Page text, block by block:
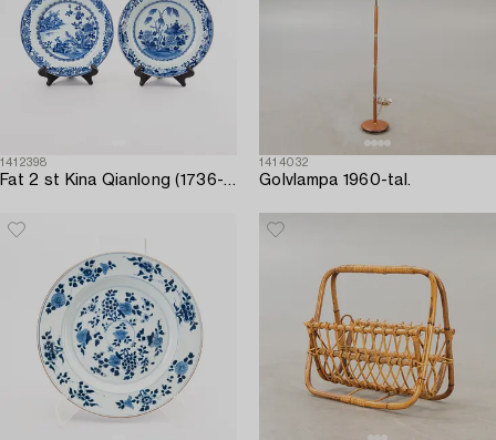
1412398
Fat 2 st Kina Qianlong (1736-95) porslin.
1414032
Golvlampa 1960-tal.